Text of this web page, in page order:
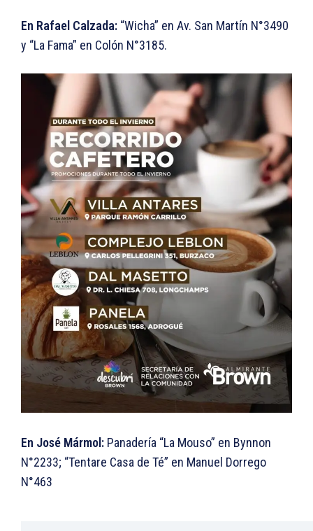
En Rafael Calzada: “Wicha” en Av. San Martín N°3490
y “La Fama” en Colón N°3185.
En José Mármol: Panadería “La Mouso” en Bynnon
N°2233; “Tentare Casa de Té” en Manuel Dorrego
N°463